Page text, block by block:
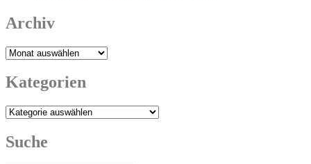
Archiv
Archiv
Kategorien
Kategorien
Suche